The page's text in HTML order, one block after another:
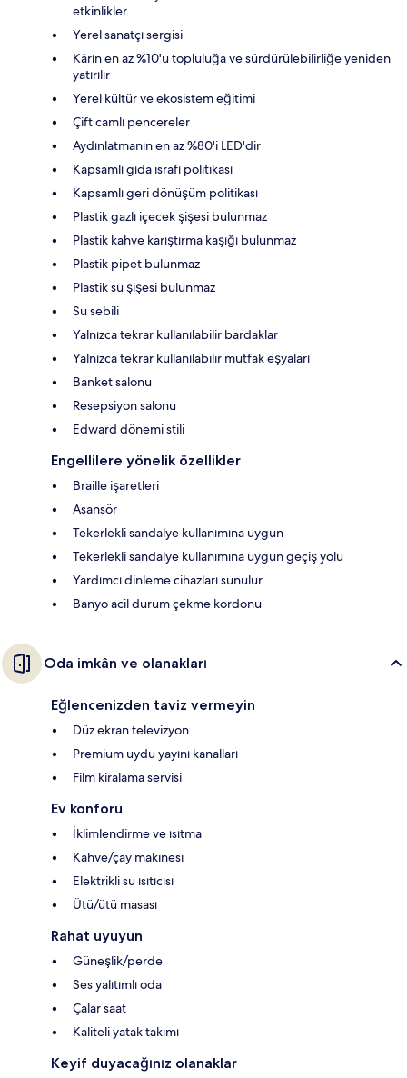
etkinlikler
Yerel sanatçı sergisi
Kârın en az %10'u topluluğa ve sürdürülebilirliğe yeniden
yatırılır
Yerel kültür ve ekosistem eğitimi
Çift camlı pencereler
Aydınlatmanın en az %80'i LED'dir
Kapsamlı gıda israfı politikası
Kapsamlı geri dönüşüm politikası
Plastik gazlı içecek şişesi bulunmaz
Plastik kahve karıştırma kaşığı bulunmaz
Plastik pipet bulunmaz
Plastik su şişesi bulunmaz
Su sebili
Yalnızca tekrar kullanılabilir bardaklar
Yalnızca tekrar kullanılabilir mutfak eşyaları
Banket salonu
Resepsiyon salonu
Edward dönemi stili
Engellilere yönelik özellikler
Braille işaretleri
Asansör
Tekerlekli sandalye kullanımına uygun
Tekerlekli sandalye kullanımına uygun geçiş yolu
Yardımcı dinleme cihazları sunulur
Banyo acil durum çekme kordonu
Oda imkân ve olanakları
Eğlencenizden taviz vermeyin
Düz ekran televizyon
Premium uydu yayını kanalları
Film kiralama servisi
Ev konforu
İklimlendirme ve ısıtma
Kahve/çay makinesi
Elektrikli su ısıtıcısı
Ütü/ütü masası
Rahat uyuyun
Güneşlik/perde
Ses yalıtımlı oda
Çalar saat
Kaliteli yatak takımı
Keyif duyacağınız olanaklar